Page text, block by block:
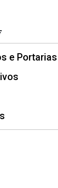
e Portarias